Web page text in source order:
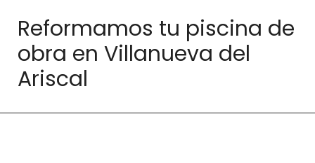
Reformamos tu piscina de
obra en Villanueva del
Ariscal